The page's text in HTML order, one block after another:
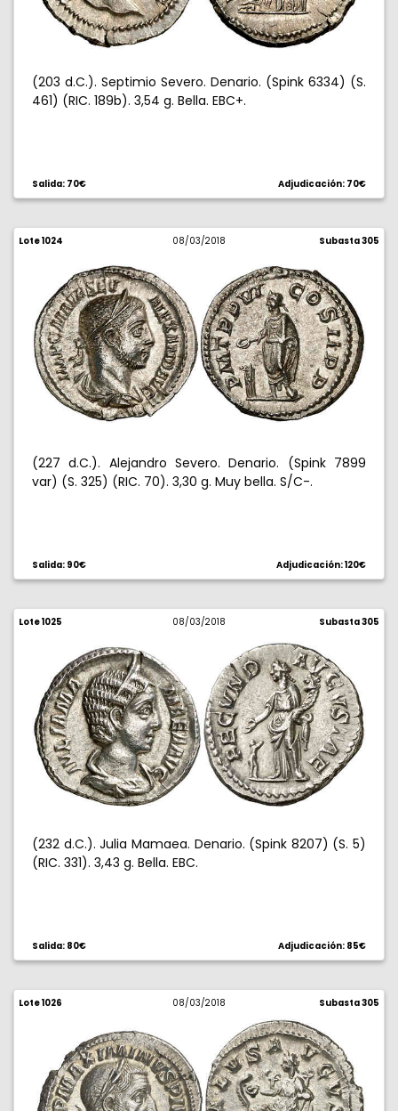
(203 d.C.). Septimio Severo. Denario. (Spink 6334) (S.
461) (RIC. 189b). 3,54 g. Bella. EBC+.
Salida: 70€ Adjudicación: 70€
Lote 1024 08/03/2018 Subasta 305
(227 d.C.). Alejandro Severo. Denario. (Spink 7899
var) (S. 325) (RIC. 70). 3,30 g. Muy bella. S/C-.
Salida: 90€ Adjudicación: 120€
Lote 1025 08/03/2018 Subasta 305
(232 d.C.). Julia Mamaea. Denario. (Spink 8207) (S. 5)
(RIC. 331). 3,43 g. Bella. EBC.
Salida: 80€ Adjudicación: 85€
Lote 1026 08/03/2018 Subasta 305